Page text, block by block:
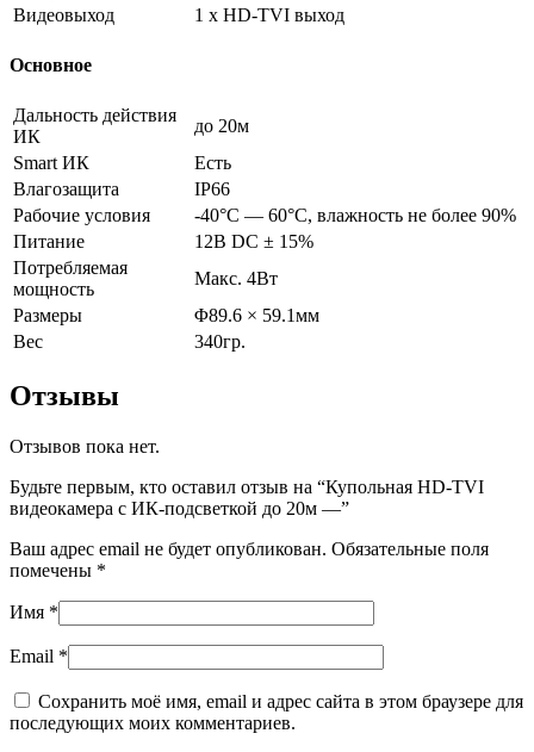
Видеовыход
1 х HD-TVI выход
Основное
Дальность действия
ИК
до 20м
Smart ИК
Есть
Влагозащита
IP66
Рабочие условия
-40°С — 60°С, влажность не более 90%
Питание
12В DC ± 15%
Потребляемая
мощность
Макс. 4Вт
Размеры
Φ89.6 × 59.1мм
Вес
340гр.
Отзывы
Отзывов пока нет.
Будьте первым, кто оставил отзыв на “Купольная HD-TVI
видеокамера с ИК-подсветкой до 20м —”
Ваш адрес email не будет опубликован. Обязательные поля
помечены *
Имя *
Email *
Сохранить моё имя, email и адрес сайта в этом браузере для
последующих моих комментариев.